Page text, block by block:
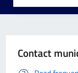
Contact